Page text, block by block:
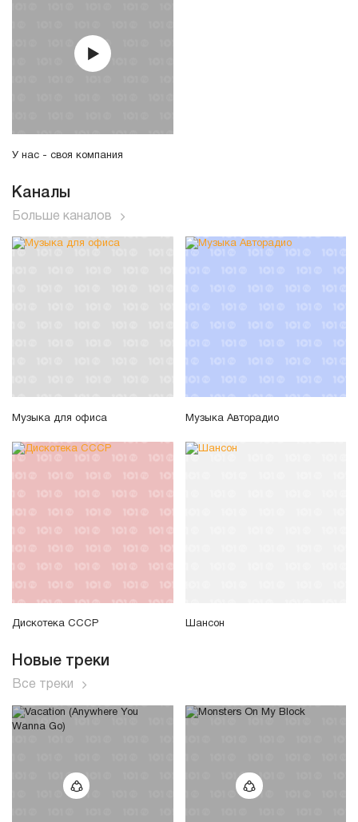
У нас - своя компания
Каналы
Больше каналов
Музыка для офиса Музыка Авторадио
Дискотека СССР Шансон
Новые треки
Все треки